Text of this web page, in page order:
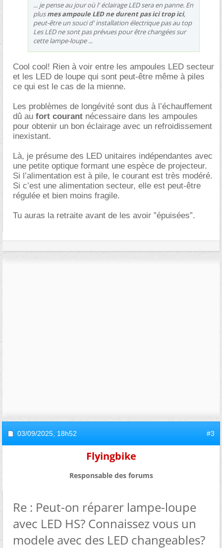
... je pense au jour où l' éclairage LED sera en panne. En
plusmes ampoule LED ne durent pas ici trop ici,
peut-être un souci d' installation électrique pas au top
Les LED ne sont pas prévues pour être changées sur
cette lampe-loupe ...
Cool cool! Rien à voir entre les ampoules LED secteur
et les LED de loupe qui sont peut-être même à piles
ce qui est le cas de la mienne.
Les problèmes de longévité sont dus à l’échauffement
dû au fort courant nécessaire dans les ampoules
pour obtenir un bon éclairage avec un refroidissement
inexistant.
Là, je présume des LED unitaires indépendantes avec
une petite optique formant une espèce de projecteur.
Si l’alimentation est à pile, le courant est très modéré.
Si c’est une alimentation secteur, elle est peut-être
régulée et bien moins fragile.
Tu auras la retraite avant de les avoir ”épuisées”.
03/09/2025, 18h52 #3
Flyingbike
Responsable des forums
Re : Peut-on réparer lampe-loupe
avec LED HS? Connaissez vous un
modele avec des LED changeables?